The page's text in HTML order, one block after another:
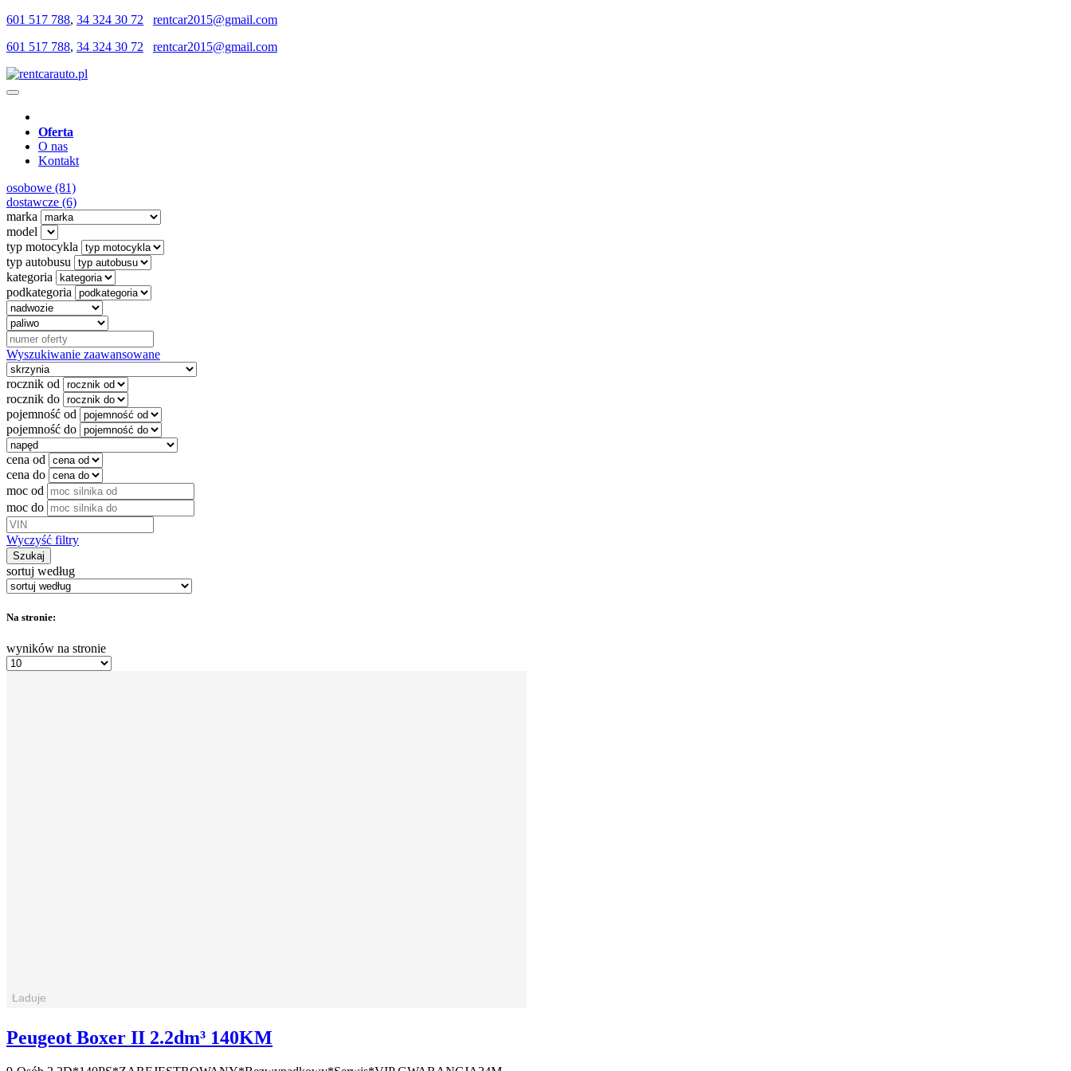
601 517 788, 34 324 30 72
rentcar2015@gmail.com
601 517 788, 34 324 30 72 rentcar2015@gmail.com
Oferta
O nas
Kontakt
osobowe (81)
dostawcze (6)
marka
model
typ motocykla
typ autobusu
kategoria
podkategoria
Wyszukiwanie zaawansowane
rocznik od
rocznik do
pojemność od
pojemność do
cena od
cena do
moc od
moc do
Wyczyść filtry
Szukaj
sortuj według
Na stronie:
wyników na stronie
Peugeot Boxer II 2.2dm³ 140KM